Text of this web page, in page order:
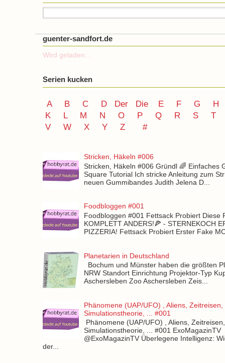
guenter-sandfort.de
Wird geladen...
Serien kucken
A B C D Der Die E F G
H
K
L M N O P Q R S
T
V
W X Y Z #
Stricken, Häkeln #006
Stricken, Häkeln #006 Gründl 🌈 Einfaches
Square Tutorial Ich stricke Anleitung zum
neuen Gummibandes Judith Jelena D...
Foodbloggen #001
Foodbloggen #001 Fettsack Probiert Diese
KOMPLETT ANDERS!🍕 - STERNEKOCH
PIZZERIA! Fettsack Probiert Erster Fake
Planetarien in Deutschland
Bochum und Münster haben die größten
NRW Standort Einrichtung Projektor-Typ
Aschersleben Zoo Aschersleben Zeis...
Phänomene (UAP/UFO) , Aliens, Zeitreisen,
Simulationstheorie, ... #001
Phänomene (UAP/UFO) , Aliens, Zeitreisen,
Simulationstheorie, ... #001 ExoMagazinTV
@ExoMagazinTV Überlegene Intelligenz:
der...